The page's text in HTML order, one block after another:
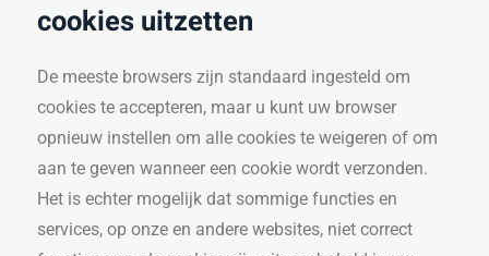
cookies uitzetten
De meeste browsers zijn standaard ingesteld om
cookies te accepteren, maar u kunt uw browser
opnieuw instellen om alle cookies te weigeren of om
aan te geven wanneer een cookie wordt verzonden.
Het is echter mogelijk dat sommige functies en
services, op onze en andere websites, niet correct